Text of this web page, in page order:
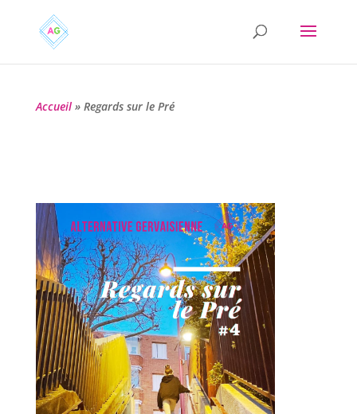
Accueil» Regards sur le Pré